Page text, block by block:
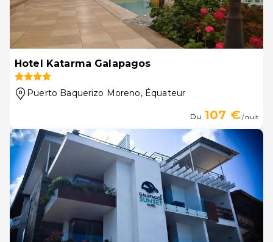
Hotel Katarma Galapagos
Puerto Baquerizo Moreno, Équateur
Du 107 €/ nuit